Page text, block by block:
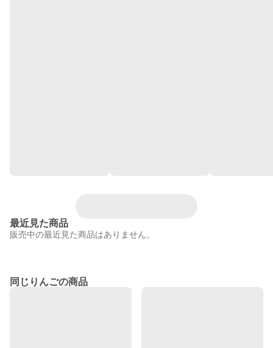
最近見た商品
販売中の最近見た商品はありません。
同じりんごの商品